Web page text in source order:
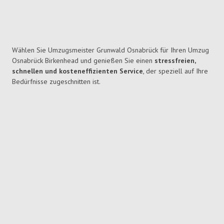
Wählen Sie Umzugsmeister Grunwald Osnabrück für Ihren Umzug
Osnabrück Birkenhead und genießen Sie einen stressfreien,
schnellen und kosteneffizienten Service, der speziell auf Ihre
Bedürfnisse zugeschnitten ist.